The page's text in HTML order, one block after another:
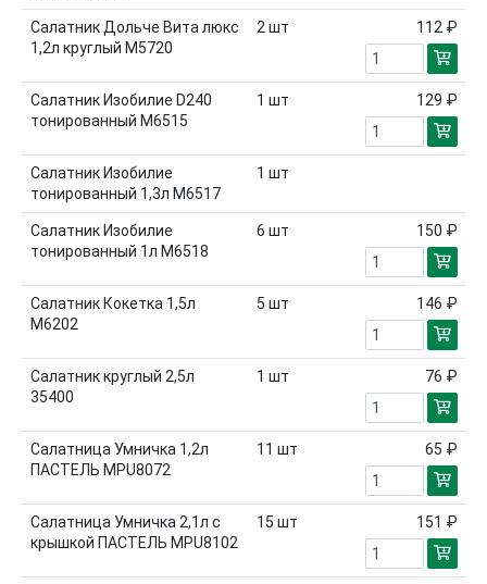
Салатник Дольче Вита люкс
1,2л круглый М5720
2 шт 112 ₽
Салатник Изобилие D240
тонированный М6515
1 шт 129 ₽
Салатник Изобилие
тонированный 1,3л М6517
1 шт
Салатник Изобилие
тонированный 1л М6518
6 шт 150 ₽
Салатник Кокетка 1,5л
М6202
5 шт 146 ₽
Салатник круглый 2,5л
35400
1 шт 76 ₽
Салатница Умничка 1,2л
ПАСТЕЛЬ MPU8072
11 шт 65 ₽
Салатница Умничка 2,1л с
крышкой ПАСТЕЛЬ MPU8102
15 шт 151 ₽